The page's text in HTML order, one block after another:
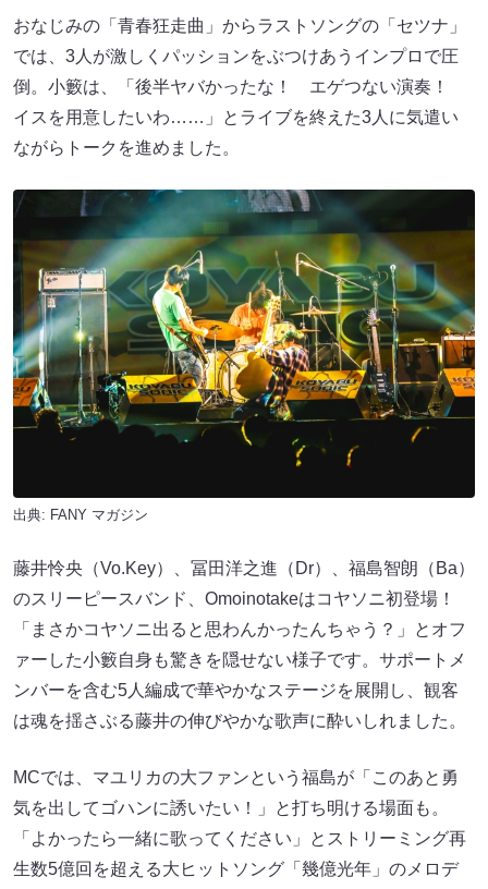
おなじみの「青春狂走曲」からラストソングの「セツナ」
では、3人が激しくパッションをぶつけあうインプロで圧
倒。小籔は、「後半ヤバかったな！ エゲつない演奏！
イスを用意したいわ……」とライブを終えた3人に気遣い
ながらトークを進めました。
出典: FANY マガジン
藤井怜央（Vo.Key）、冨田洋之進（Dr）、福島智朗（Ba）
のスリーピースバンド、Omoinotakeはコヤソニ初登場！
「まさかコヤソニ出ると思わんかったんちゃう？」とオフ
ァーした小籔自身も驚きを隠せない様子です。サポートメ
ンバーを含む5人編成で華やかなステージを展開し、観客
は魂を揺さぶる藤井の伸びやかな歌声に酔いしれました。
MCでは、マユリカの大ファンという福島が「このあと勇
気を出してゴハンに誘いたい！」と打ち明ける場面も。
「よかったら一緒に歌ってください」とストリーミング再
生数5億回を超える大ヒットソング「幾億光年」のメロデ